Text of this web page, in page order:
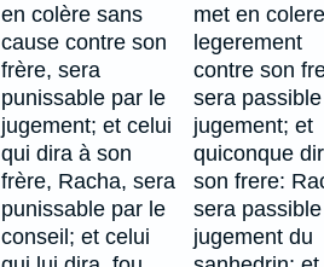
en colère sans
cause contre son
frère, sera
punissable par le
jugement; et celui
qui dira à son
frère, Racha, sera
punissable par le
conseil; et celui
met en colere
legerement
contre son
sera
jugement; et
quiconque
son frere:
sera
jugement du